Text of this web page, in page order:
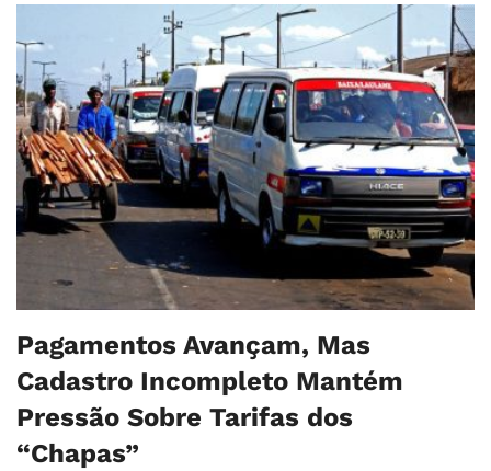
Pagamentos Avançam, Mas
Cadastro Incompleto Mantém
Pressão Sobre Tarifas dos
“Chapas”